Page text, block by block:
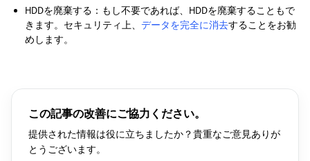
HDDを廃棄する：もし不要であれば、HDDを廃棄することもで
きます。セキュリティ上、 データを完全に消去することをお勧
めします。
この記事の改善にご協力ください。
提供された情報は役に立ちましたか？貴重なご意見ありが
とうございます。